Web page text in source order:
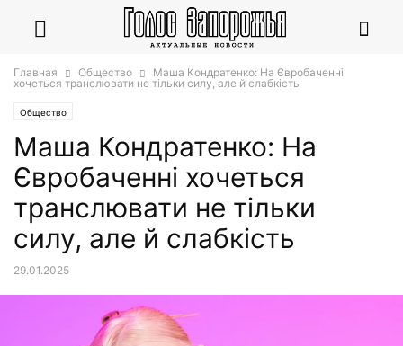
Главная Общество
Маша Кондратенко: На Євробаченні
хочеться транслювати не тільки силу, але й слабкість
Общество
Маша Кондратенко: На
Євробаченні хочеться
транслювати не тільки
силу, але й слабкість
29.01.2025